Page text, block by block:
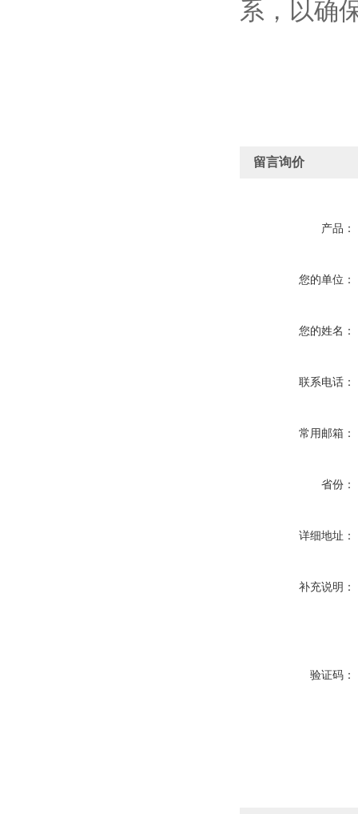
系，以确
留言询价
产品：
您的单位：
您的姓名：
联系电话：
常用邮箱：
省份：
详细地址：
补充说明：
验证码：